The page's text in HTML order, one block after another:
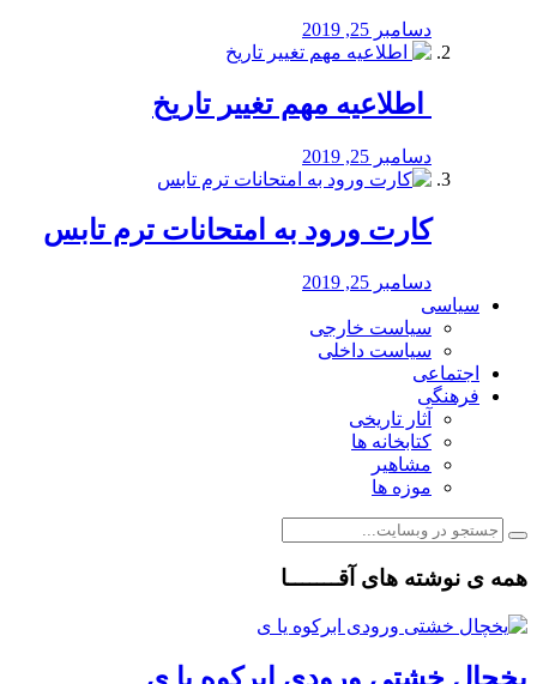
دسامبر 25, 2019
️ اطلاعیه مهم تغییر تاریخ
دسامبر 25, 2019
کارت ورود به امتحانات ترم تابس
دسامبر 25, 2019
سیاسی
سیاست خارجی
سیاست داخلی
اجتماعی
فرهنگی
آثار تاریخی
کتابخانه ها
مشاهیر
موزه ها
همه ی نوشته های آقـــــــا
یخچال خشتی ورودی ابرکوه یا ی